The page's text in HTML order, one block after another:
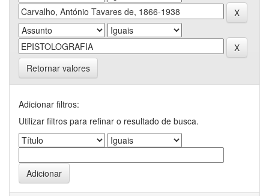
Retornar valores
Adicionar filtros:
Utilizar filtros para refinar o resultado de busca.